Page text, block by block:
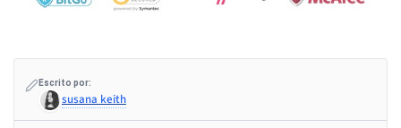
Escrito por:
susana keith